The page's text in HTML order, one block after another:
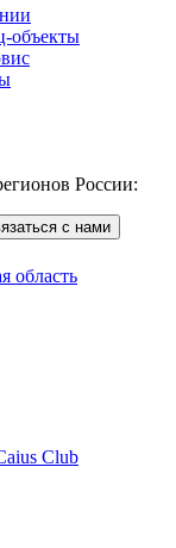
объекты
России:
с нами
область
Club